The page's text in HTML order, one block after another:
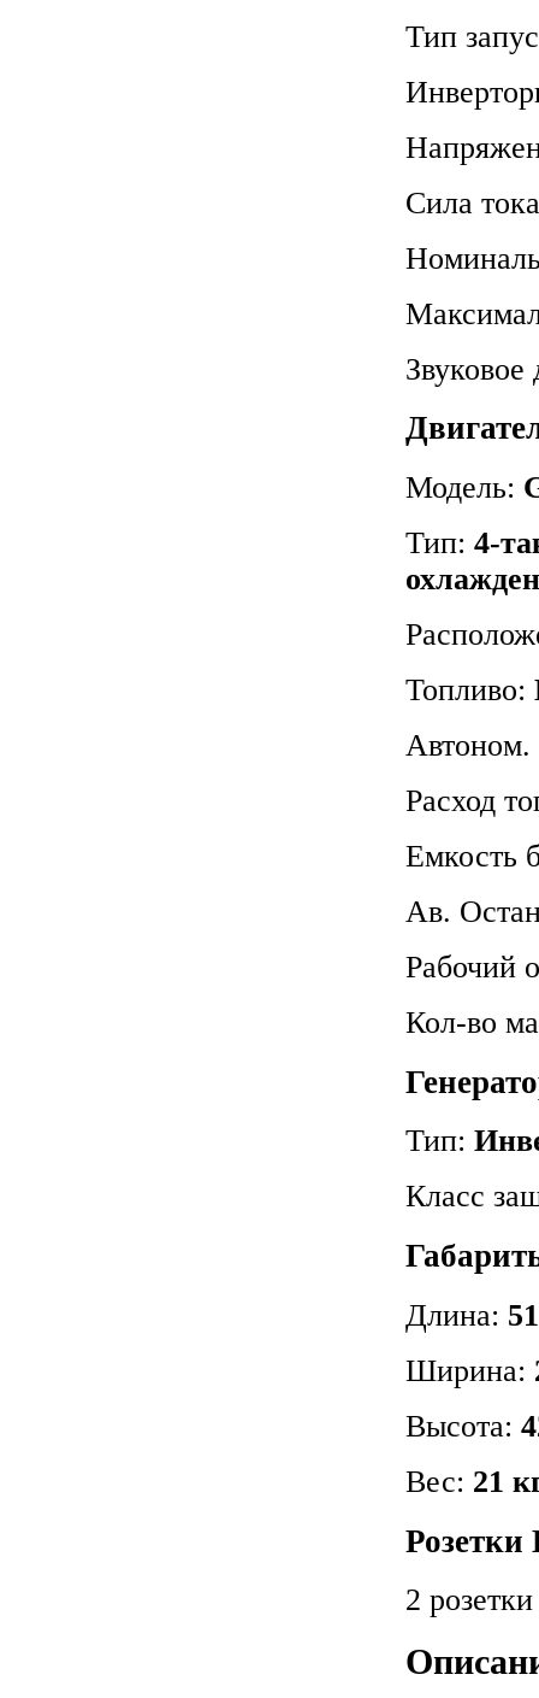
Тип
Сила
Модель:
Тип: 4-
Топливо:
Автоном.
Расход
Емкость
Ав.
Рабочий
Кол-во
Тип:
Класс
Длина:
Ширина:
Высота:
Вес: 21
Розетки
2